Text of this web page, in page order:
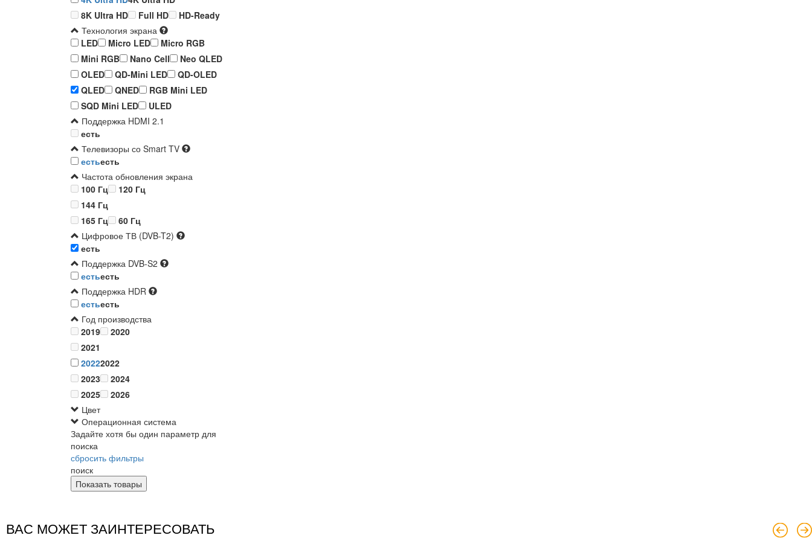
8K Ultra HD
Full HD
HD-Ready
Технология экрана
LED
Micro LED
Micro RGB
Mini RGB
Nano Cell
Neo QLED
OLED
QD-Mini LED
QD-OLED
QLED
QNED
RGB Mini LED
SQD Mini LED
ULED
Поддержка HDMI 2.1
есть
Телевизоры со Smart TV
естьесть
Частота обновления экрана
100 Гц
120 Гц
144 Гц
165 Гц
60 Гц
Цифровое ТВ (DVB-T2)
есть
Поддержка DVB-S2
естьесть
Поддержка HDR
естьесть
Год производства
2019
2020
2021
20222022
2023
2024
2025
2026
Цвет
Операционная система
Задайте хотя бы один параметр для
поиска
сбросить фильтры
поиск
ВАС МОЖЕТ ЗАИНТЕРЕСОВАТЬ